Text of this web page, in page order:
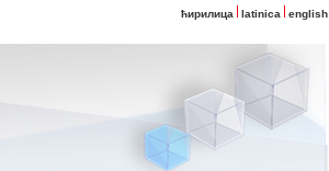
ћирилица latinica english